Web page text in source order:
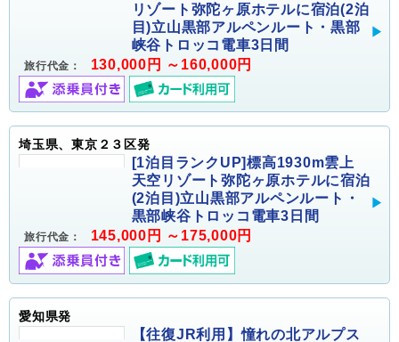
リゾート弥陀ヶ原ホテルに宿泊(2泊
目)立山黒部アルペンルート・黒部
峡谷トロッコ電車3日間
旅行代金： 130,000円 ～160,000円
埼玉県、東京２３区発
[1泊目ランクUP]標高1930m雲上
天空リゾート弥陀ヶ原ホテルに宿泊
(2泊目)立山黒部アルペンルート・
黒部峡谷トロッコ電車3日間
旅行代金： 145,000円 ～175,000円
愛知県発
【往復JR利用】憧れの北アルプス